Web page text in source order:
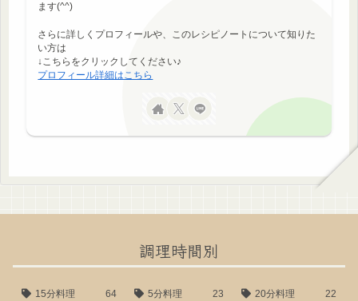
ます(^^)
さらに詳しくプロフィールや、このレシピノートについて知りた
い方は
↓こちらをクリックしてください♪
プロフィール詳細はこちら
調理時間別
15分料理 64 5分料理 23 20分料理 22